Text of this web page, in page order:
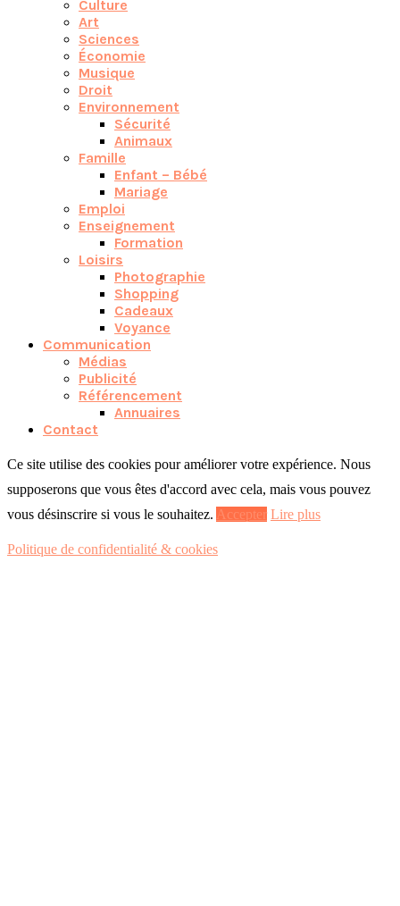
Culture
Art
Sciences
Économie
Musique
Droit
Environnement
Sécurité
Animaux
Famille
Enfant – Bébé
Mariage
Emploi
Enseignement
Formation
Loisirs
Photographie
Shopping
Cadeaux
Voyance
Communication
Médias
Publicité
Référencement
Annuaires
Contact
Ce site utilise des cookies pour améliorer votre expérience. Nous
supposerons que vous êtes d'accord avec cela, mais vous pouvez
vous désinscrire si vous le souhaitez. Accepter Lire plus
Politique de confidentialité & cookies